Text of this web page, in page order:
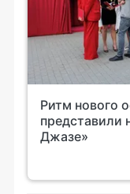
Ритм нового
представили
Джазе»